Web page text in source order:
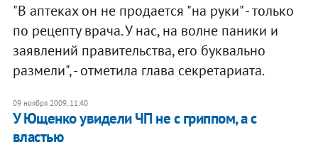
"В аптеках он не продается "на руки" - только
по рецепту врача. У нас, на волне паники и
заявлений правительства, его буквально
размели", - отметила глава секретариата.
09 ноября 2009, 11:40
У Ющенко увидели ЧП не с гриппом, а с
властью